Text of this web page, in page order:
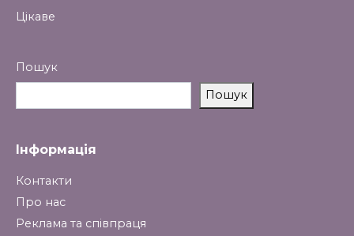
Цікаве
Пошук
Пошук
Інформація
Контакти
Про нас
Реклама та співпраця